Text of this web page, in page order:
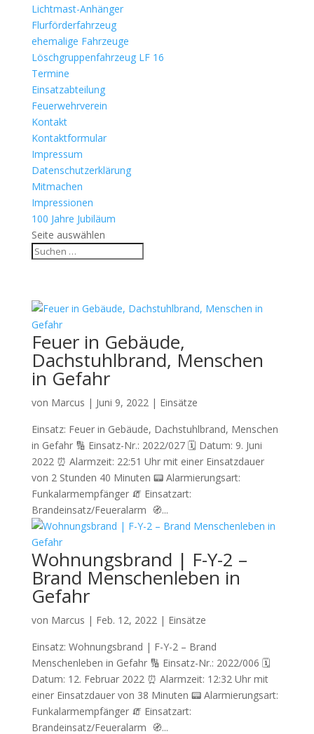
Lichtmast-Anhänger
Flurförderfahrzeug
ehemalige Fahrzeuge
Löschgruppenfahrzeug LF 16
Termine
Einsatzabteilung
Feuerwehrverein
Kontakt
Kontaktformular
Impressum
Datenschutzerklärung
Mitmachen
Impressionen
100 Jahre Jubiläum
Seite auswählen
Feuer in Gebäude,
Dachstuhlbrand, Menschen
in Gefahr
von Marcus | Juni 9, 2022| Einsätze
Einsatz: Feuer in Gebäude, Dachstuhlbrand, Menschen
in Gefahr 🔢 Einsatz-Nr.: 2022/027 🗓 Datum: 9. Juni
2022 ⏰ Alarmzeit: 22:51 Uhr mit einer Einsatzdauer
von 2 Stunden 40 Minuten 📟 Alarmierungsart:
Funkalarmempfänger 🧯 Einsatzart:
Brandeinsatz/Feueralarm 🧭...
Wohnungsbrand | F-Y-2 –
Brand Menschenleben in
Gefahr
von Marcus | Feb. 12, 2022| Einsätze
Einsatz: Wohnungsbrand | F-Y-2 – Brand
Menschenleben in Gefahr 🔢 Einsatz-Nr.: 2022/006 🗓
Datum: 12. Februar 2022 ⏰ Alarmzeit: 12:32 Uhr mit
einer Einsatzdauer von 38 Minuten 📟 Alarmierungsart:
Funkalarmempfänger 🧯 Einsatzart:
Brandeinsatz/Feueralarm 🧭...